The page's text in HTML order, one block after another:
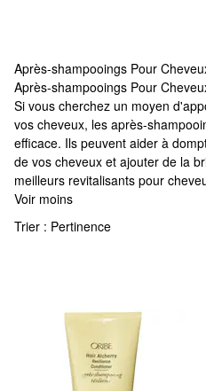
Après-shampooings Pour
Après-shampooings Pour
Après-shampooings Pour
Si vous cherchez un moyen
vos cheveux, les après-
efficace. Ils peuvent aider à
de vos cheveux et ajouter de la
meilleurs revitalisants pour
Voir moins
Trier : Pertinence